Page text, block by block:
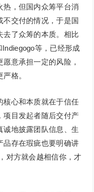
热，但国内众筹平台消
不交付的情况，于是国
去了众筹的本质。相比
等，已经形成
意承担一定的风险，
格。
核心和本质就在于信任
项目发起者随后交付产
诚地披露团队信息、生
品存在瑕疵也要明确讲
对方就会越相信你，才